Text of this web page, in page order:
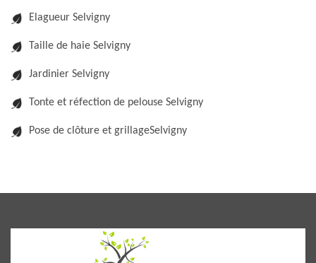
Elagueur Selvigny
Taille de haie Selvigny
Jardinier Selvigny
Tonte et réfection de pelouse Selvigny
Pose de clôture et grillageSelvigny